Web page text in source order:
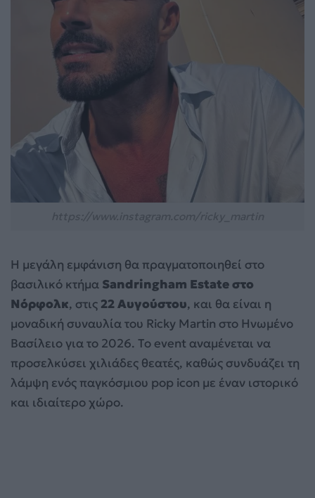
Η μεγάλη εμφάνιση θα πραγματοποιηθεί στο
βασιλικό κτήμα Sandringham Estate στο
Νόρφολκ, στις 22 Αυγούστου, και θα είναι η
μοναδική συναυλία του Ricky Martin στο Ηνωμένο
Βασίλειο για το 2026. Το event αναμένεται να
προσελκύσει χιλιάδες θεατές, καθώς συνδυάζει τη
λάμψη ενός παγκόσμιου pop icon με έναν ιστορικό
και ιδιαίτερο χώρο.